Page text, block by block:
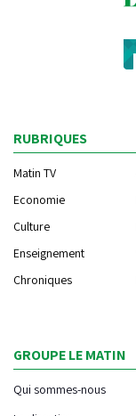
RUBRIQUES
Matin TV
Economie
Culture
Enseignement
Chroniques
GROUPE LE MATIN
Qui sommes-nous